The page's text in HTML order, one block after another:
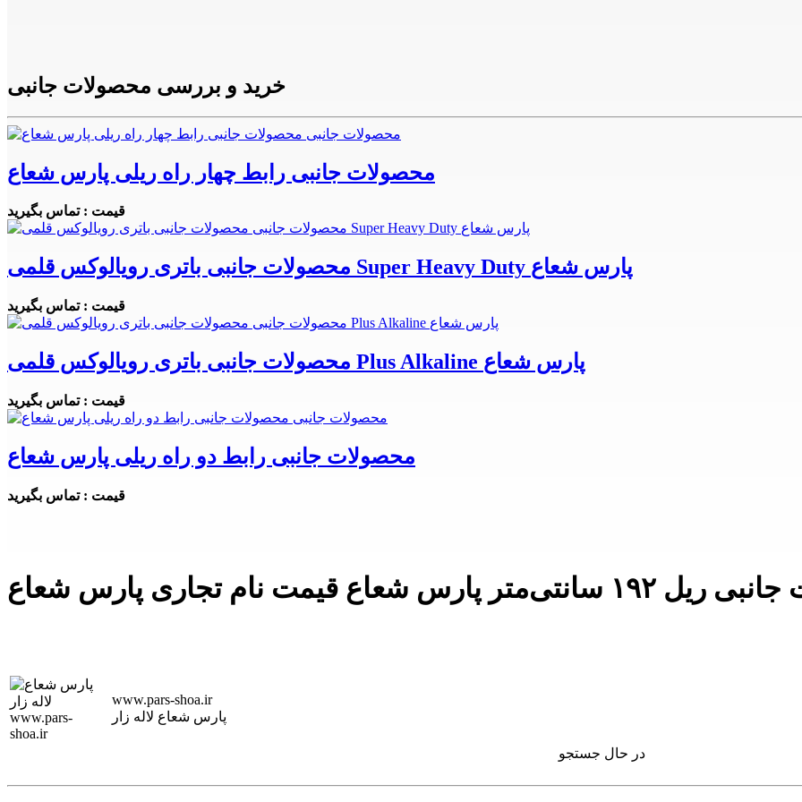
خرید و بررسی محصولات جانبی
محصولات جانبی رابط چهار راه ریلی پارس شعاع
قیمت : تماس بگیرید
محصولات جانبی باتری رویالوکس قلمی Super Heavy Duty پارس شعاع
قیمت : تماس بگیرید
محصولات جانبی باتری رویالوکس قلمی Plus Alkaline پارس شعاع
قیمت : تماس بگیرید
محصولات جانبی رابط دو راه ریلی پارس شعاع
قیمت : تماس بگیرید
پارس شعاع قیمت نام تجاری پارس شعاع
www.pars-shoa.ir
پارس شعاع لاله زار
در حال جستجو